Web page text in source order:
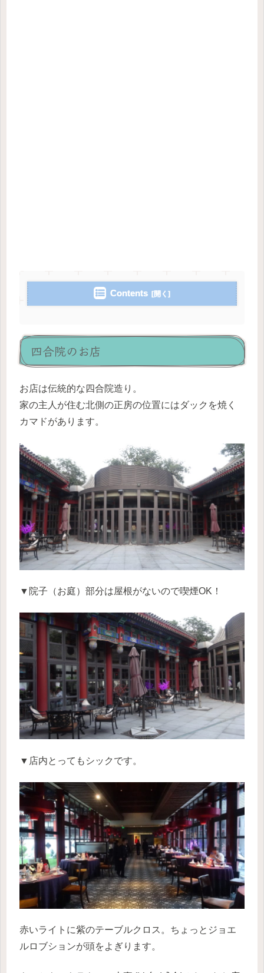
Contents
四合院のお店
お店は伝統的な四合院造り。
家の主人が住む北側の正房の位置にはダックを焼く
カマドがあります。
▼院子（お庭）部分は屋根がないので喫煙OK！
▼店内とってもシックです。
赤いライトに紫のテーブルクロス。ちょっとジョエ
ルロブションが頭をよぎります。